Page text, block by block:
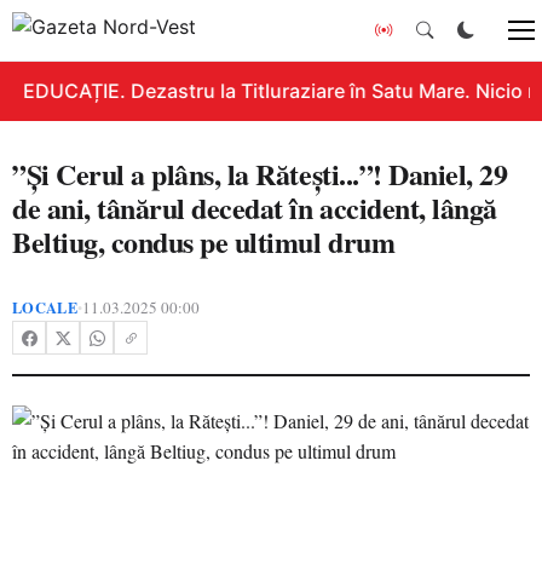
EDUCAȚIE. Dezastru la Titluraziare în Satu Mare. Nicio
”Și Cerul a plâns, la Rătești...”! Daniel, 29
de ani, tânărul decedat în accident, lângă
Beltiug, condus pe ultimul drum
LOCALE•11.03.2025 00:00